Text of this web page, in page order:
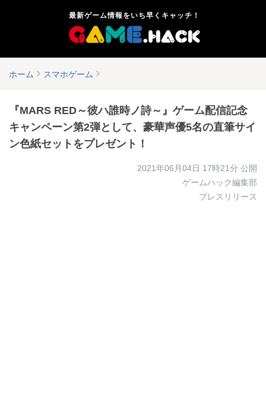
最新ゲーム情報をいち早くキャッチ！
ホーム スマホゲーム
『MARS RED～彼ハ誰時ノ詩～』ゲーム配信記念
キャンペーン第2弾として、豪華声優5名の直筆サイ
ン色紙セットをプレゼント！
2021年06月04日 17時21分 公開
ゲームハック編集部
プレスリリース